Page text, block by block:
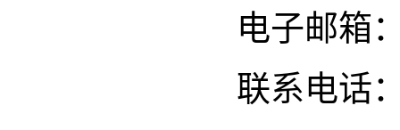
电子邮箱
联系电话